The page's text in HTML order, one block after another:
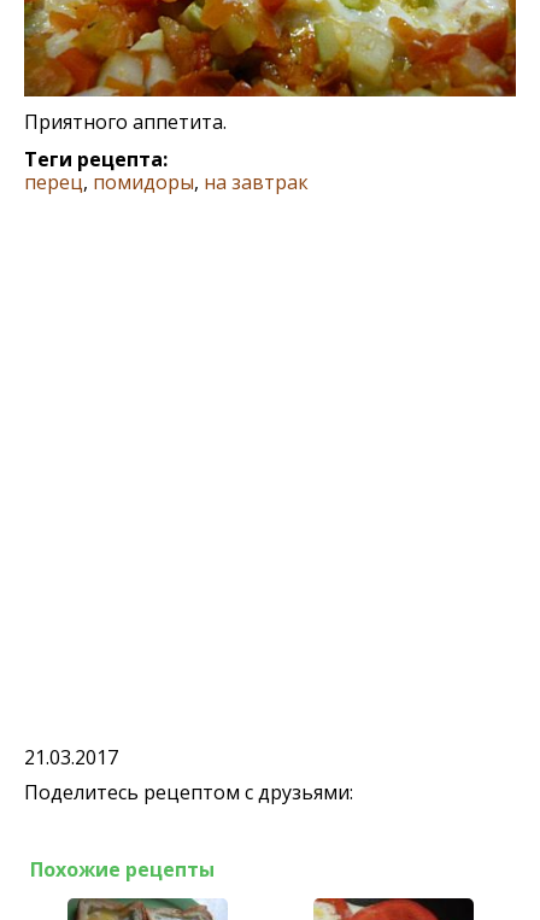
Приятного аппетита.
Теги рецепта:
перец, помидоры, на завтрак
21.03.2017
Поделитесь рецептом с друзьями:
Похожие рецепты